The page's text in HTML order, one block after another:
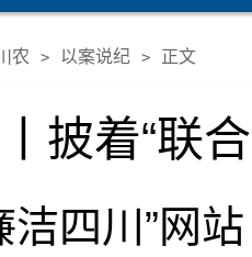
农 > 以案说纪 > 正文
披着“联
洁四川”网